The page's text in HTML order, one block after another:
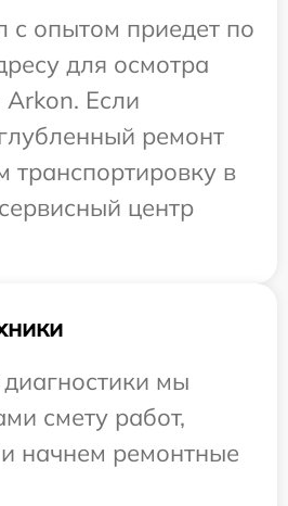
с опытом приедет по
для осмотра
Если
ремонт
транспортировку в
центр
мы
смету работ,
начнем ремонтные